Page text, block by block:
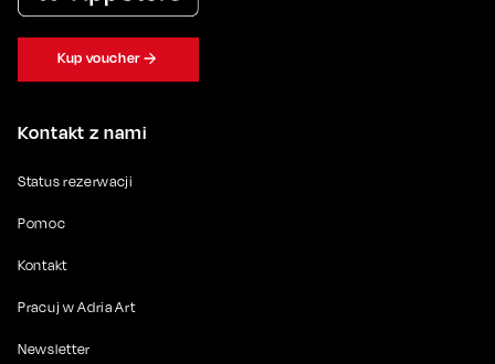
Kontakt z nami
Status rezerwacji
Pomoc
Kontakt
Pracuj w Adria Art
Newsletter
Kup voucher